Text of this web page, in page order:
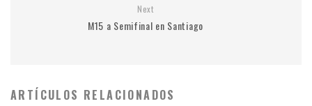
Next
M15 a Semifinal en Santiago
ARTÍCULOS RELACIONADOS